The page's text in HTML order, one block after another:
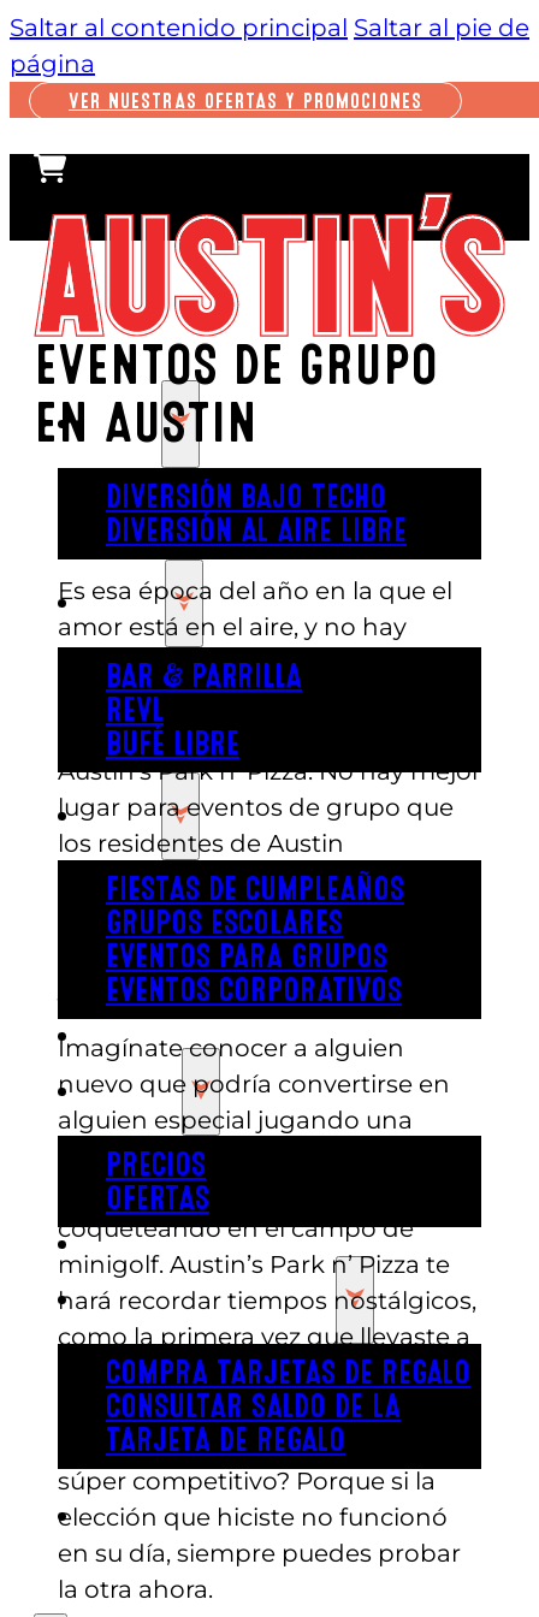
Saltar al contenido principal Saltar al pie de
página
VER NUESTRAS OFERTAS Y PROMOCIONES
JUGAR
DIVERSIÓN BAJO TECHO
DIVERSIÓN AL AIRE LIBRE
COMER
BAR & PARRILLA
REVL
BUFÉ LIBRE
FIESTA
FIESTAS DE CUMPLEAÑOS
GRUPOS ESCOLARES
EVENTOS PARA GRUPOS
EVENTOS CORPORATIVOS
REVL
PRECIOS
PRECIOS
OFERTAS
COMPRAR ENTRADAS
TARJETAS DE REGALO
COMPRA TARJETAS DE REGALO
CONSULTAR SALDO DE LA
TARJETA DE REGALO
ENGLISH
EVENTOS DE GRUPO
EN AUSTIN
Es esa época del año en la que el
amor está en el aire, y no hay
mejor manera de hacer que los
corazones se aceleren que con un
gran día de diversión y emoción en
Austin’s Park n’ Pizza. No hay mejor
lugar para eventos de grupo que
los residentes de Austin
disfrutarán, ¡y además es un sitio
genial para una cita en grupo, una
cita rápida o un lugar para quedar
y conocerse!
Imagínate conocer a alguien
nuevo que podría convertirse en
alguien especial jugando una
partida de billar, persiguiéndoos
en la pista de karts o incluso
coqueteando en el campo de
minigolf. Austin’s Park n’ Pizza te
hará recordar tiempos nostálgicos,
como la primera vez que llevaste a
alguien a jugar al minigolf cuando
eras joven. Dime la verdad:
¿dejaste que tu cita ganara o fuiste
súper competitivo? Porque si la
elección que hiciste no funcionó
en su día, siempre puedes probar
la otra ahora.